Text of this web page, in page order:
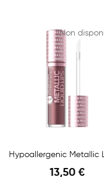
Non
13,50 €